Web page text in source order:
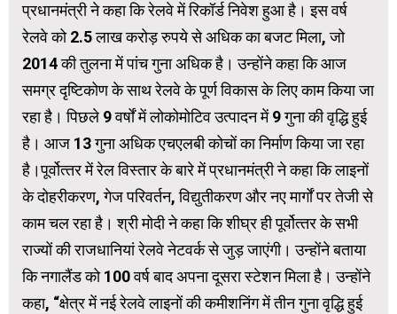
प्रधानमंत्री ने कहा कि रेलवे में रिकॉर्ड निवेश हुआ है। इस वर्ष
रेलवे को 2.5 लाख करोड़ रुपये से अधिक का बजट मिला, जो
2014 की तुलना में पांच गुना अधिक है। उन्‍होंने कहा कि आज
समग्र दृष्टिकोण के साथ रेलवे के पूर्ण विकास के लिए काम किया जा
रहा है। पिछले 9 वर्षों में लोकोमोटिव उत्पादन में 9 गुना की वृद्धि हुई
है। आज 13 गुना अधिक एचएलबी कोचों का निर्माण किया जा रहा
है।पूर्वोत्‍तर में रेल विस्‍तार के बारे में प्रधानमंत्री ने कहा कि लाइनों
के दोहरीकरण, गेज परिवर्तन, विद्युतीकरण और नए मार्गों पर तेजी से
काम चल रहा है। श्री मोदी ने कहा कि शीघ्र ही पूर्वोत्‍तर के सभी
राज्‍यों की राजधानियां रेलवे नेटवर्क से जुड़ जाएंगी। उन्होंने बताया
कि नगालैंड को 100 वर्ष बाद अपना दूसरा स्टेशन मिला है। उन्होंने
कहा, “क्षेत्र में नई रेलवे लाइनों की कमीशनिंग में तीन गुना वृद्धि हुई